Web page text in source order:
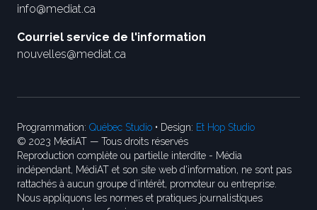
info@mediat.ca
Courriel service de l'information
nouvelles@mediat.ca
Programmation: Québec Studio • Design: Et Hop Studio
© 2023 MédiAT — Tous droits réservés
Reproduction complète ou partielle interdite - Média
indépendant, MédiAT et son site web d'information, ne sont pas
rattachés à aucun groupe d’intérêt, promoteur ou entreprise.
Nous appliquons les normes et pratiques journalistiques